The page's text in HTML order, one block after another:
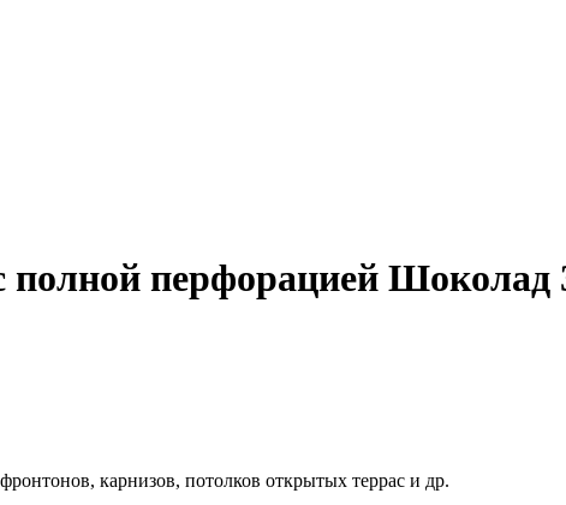
перфорацией Шоколад
карнизов, потолков открытых террас и др.